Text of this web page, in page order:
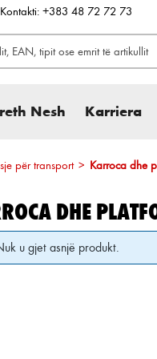
Kontakti: +383 48 72 72 73
Nesh Karriera
për transport > Karroca dhe
DHE
u gjet asnjë produkt.